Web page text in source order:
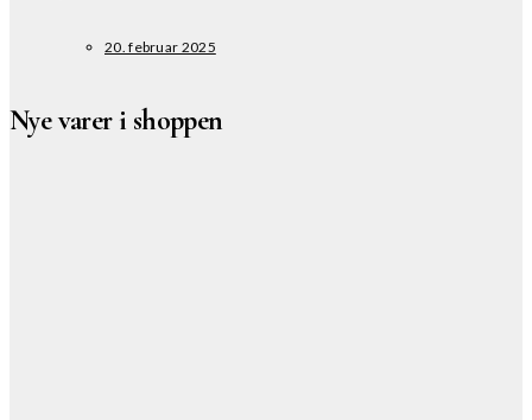
20. februar 2025
Nye varer i shoppen